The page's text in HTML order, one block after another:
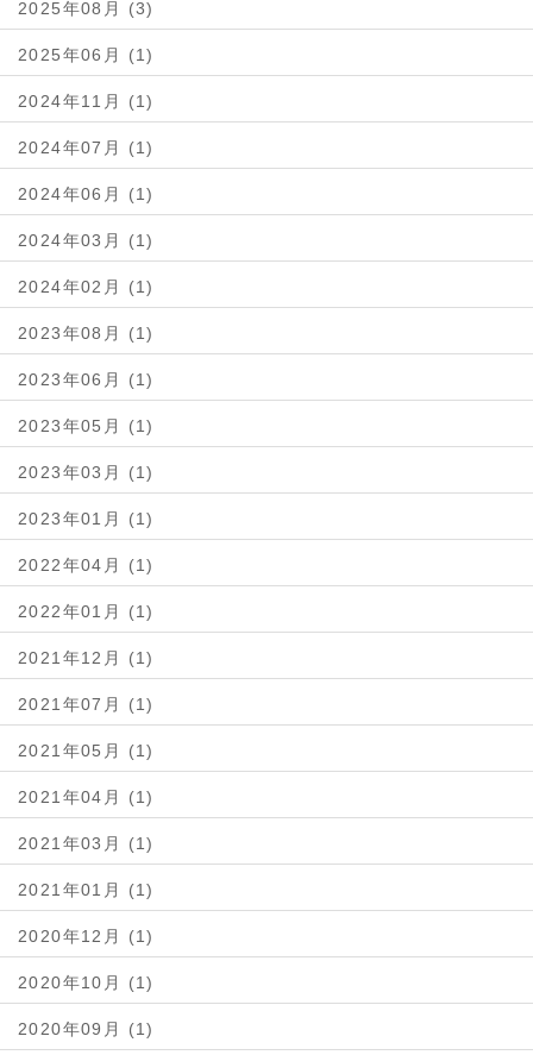
2025年08月 (3)
2025年06月 (1)
2024年11月 (1)
2024年07月 (1)
2024年06月 (1)
2024年03月 (1)
2024年02月 (1)
2023年08月 (1)
2023年06月 (1)
2023年05月 (1)
2023年03月 (1)
2023年01月 (1)
2022年04月 (1)
2022年01月 (1)
2021年12月 (1)
2021年07月 (1)
2021年05月 (1)
2021年04月 (1)
2021年03月 (1)
2021年01月 (1)
2020年12月 (1)
2020年10月 (1)
2020年09月 (1)